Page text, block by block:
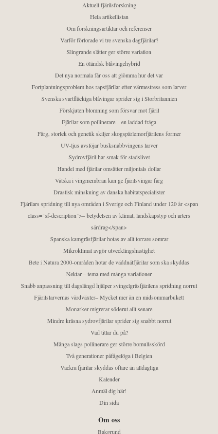
Aktuell fjärilsforskning
Hela artikellistan
Om forskningsartiklar och referenser
Varför förlorade vi tre svenska dagfjärilar?
Slingrande slåtter ger större variation
En öländsk blåvingehybrid
Det nya normala får oss att glömma hur det var
Fortplantningsproblem hos rapsfjärilar efter värmestress som larver
Svenska svartfläckiga blåvingar sprider sig i Storbritannien
Förskjuten blomning som försvar mot fjäril
Fjärilar som pollinerare – en laddad fråga
Färg, storlek och genetik skiljer skogspärlemorfjärilens former
UV-ljus avslöjar busksnabbvingens larver
Sydrovfjäril har smak för stadslivet
Handel med fjärilar omsätter miljontals dollar
Vätska i vingmembran kan ge fjärilsvingar färg
Drastisk minskning av danska habitatspecialister
Fjärilars spridning till nya områden i Sverige och Finland under 120 år <span
class="sf-description">– betydelsen av klimat, landskapstyp och arters
särdrag</span>
Spanska kamgräsfjärilar hotas av allt torrare somrar
Mikroklimat avgör utvecklingshastighet
Bete i Natura 2000-områden hotar de väddnätfjärilar som ska skyddas
Nektar – tema med många variationer
Snabb anpassning till dagslängd hjälper svingelgräsfjärilens spridning norrut
Fjärilslarvernas värdväxter– Mycket mer än en midsommarbukett
Monarker migrerar söderut allt senare
Mindre kräsna sydrovfjärilar sprider sig snabbt norrut
Vad tittar du på?
Många slags pollinerare ger större bomullsskörd
Två generationer påfågelöga i Belgien
Vackra fjärilar skyddas oftare än alldagliga
Kalender
Anmäl dig här!
Din sida
Om oss
Bakgrund